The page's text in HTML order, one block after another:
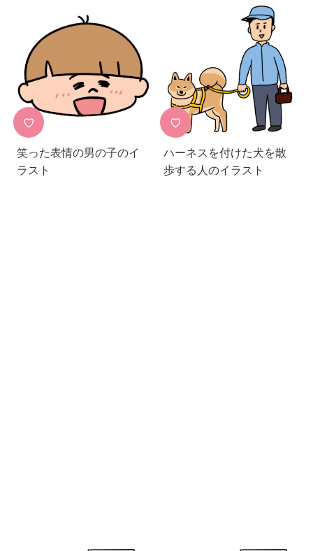
♡
笑った表情の男の子のイ
ラスト
♡
ハーネスを付けた犬を散
歩する人のイラスト